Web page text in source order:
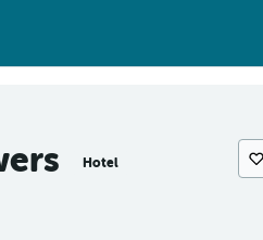
Hotel